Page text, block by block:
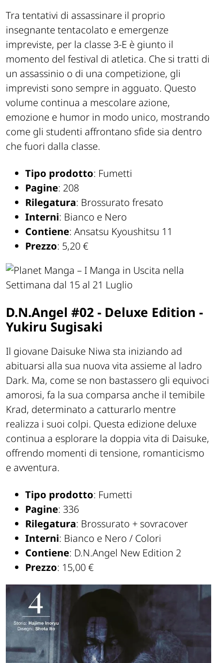
Tra tentativi di assassinare il proprio
insegnante tentacolato e emergenze
impreviste, per la classe 3-E è giunto il
momento del festival di atletica. Che si tratti di
un assassinio o di una competizione, gli
imprevisti sono sempre in agguato. Questo
volume continua a mescolare azione,
emozione e humor in modo unico, mostrando
come gli studenti affrontano sfide sia dentro
che fuori dalla classe.
Tipo prodotto: Fumetti
Pagine: 208
Rilegatura: Brossurato fresato
Interni: Bianco e Nero
Contiene: Ansatsu Kyoushitsu 11
Prezzo: 5,20 €
D.N.Angel #02 - Deluxe Edition -
Yukiru Sugisaki
Il giovane Daisuke Niwa sta iniziando ad
abituarsi alla sua nuova vita assieme al ladro
Dark. Ma, come se non bastassero gli equivoci
amorosi, fa la sua comparsa anche il temibile
Krad, determinato a catturarlo mentre
realizza i suoi colpi. Questa edizione deluxe
continua a esplorare la doppia vita di Daisuke,
offrendo momenti di tensione, romanticismo
e avventura.
Tipo prodotto: Fumetti
Pagine: 336
Rilegatura: Brossurato + sovracover
Interni: Bianco e Nero / Colori
Contiene: D.N.Angel New Edition 2
Prezzo: 15,00 €